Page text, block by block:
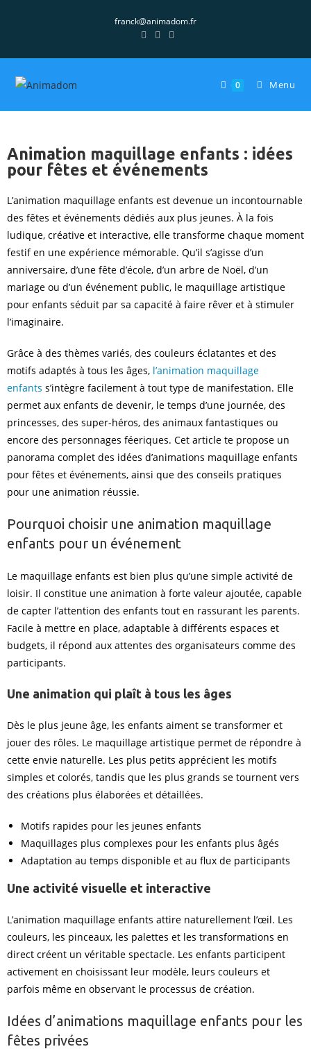
franck@animadom.fr
0 Menu
Animation maquillage enfants : idées
pour fêtes et événements
L’animation maquillage enfants est devenue un incontournable
des fêtes et événements dédiés aux plus jeunes. À la fois
ludique, créative et interactive, elle transforme chaque moment
festif en une expérience mémorable. Qu’il s’agisse d’un
anniversaire, d’une fête d’école, d’un arbre de Noël, d’un
mariage ou d’un événement public, le maquillage artistique
pour enfants séduit par sa capacité à faire rêver et à stimuler
l’imaginaire.
Grâce à des thèmes variés, des couleurs éclatantes et des
motifs adaptés à tous les âges, l’animation maquillage
enfants s’intègre facilement à tout type de manifestation. Elle
permet aux enfants de devenir, le temps d’une journée, des
princesses, des super-héros, des animaux fantastiques ou
encore des personnages féeriques. Cet article te propose un
panorama complet des idées d’animations maquillage enfants
pour fêtes et événements, ainsi que des conseils pratiques
pour une animation réussie.
Pourquoi choisir une animation maquillage
enfants pour un événement
Le maquillage enfants est bien plus qu’une simple activité de
loisir. Il constitue une animation à forte valeur ajoutée, capable
de capter l’attention des enfants tout en rassurant les parents.
Facile à mettre en place, adaptable à différents espaces et
budgets, il répond aux attentes des organisateurs comme des
participants.
Une animation qui plaît à tous les âges
Dès le plus jeune âge, les enfants aiment se transformer et
jouer des rôles. Le maquillage artistique permet de répondre à
cette envie naturelle. Les plus petits apprécient les motifs
simples et colorés, tandis que les plus grands se tournent vers
des créations plus élaborées et détaillées.
Motifs rapides pour les jeunes enfants
Maquillages plus complexes pour les enfants plus âgés
Adaptation au temps disponible et au flux de participants
Une activité visuelle et interactive
L’animation maquillage enfants attire naturellement l’œil. Les
couleurs, les pinceaux, les palettes et les transformations en
direct créent un véritable spectacle. Les enfants participent
activement en choisissant leur modèle, leurs couleurs et
parfois même en observant le processus de création.
Idées d’animations maquillage enfants pour les
fêtes privées